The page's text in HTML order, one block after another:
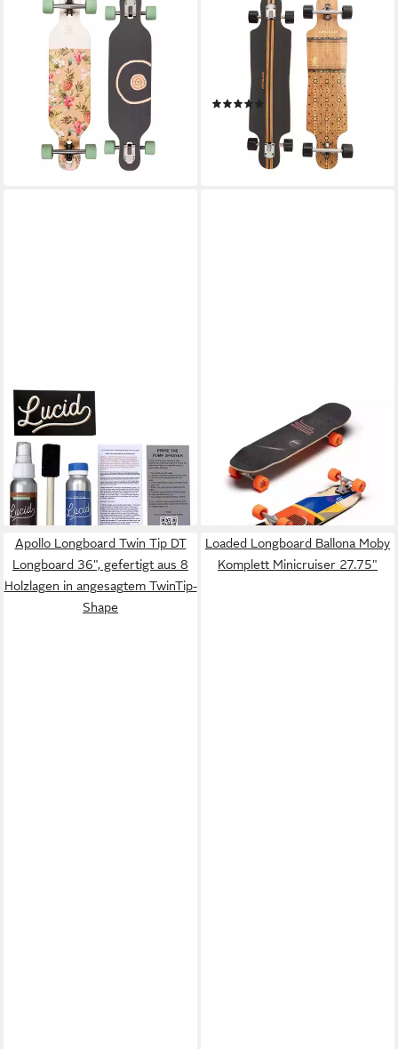
Longboard POLLY 3 - Drop
through Longboard (1-St)
166,99 €
15,25 €mtl. in 12 Raten
lieferbar in 2 Wochen
Longboard Twin Tip DT
Longboard 40", aus Holz
mehrlagig verleimt für Idealen
Flex & Stabilität
84,99 €
lieferbar - in 5-6 Werktagen bei dir
+3
LUCID GRIP
Longboard Clear Grip -
Medium, Nachhaltig & Barfuß-
freundlich (1-St)
31,99 €
lieferbar in 2 Wochen
Longboard "Hola Lou" Coyote
All-round 30.75" Complete
250,99 €
12,47 €mtl. in 24 Raten
lieferbar in 2 Wochen
Apollo Longboard Twin Tip DT
Longboard 36", gefertigt aus 8
Holzlagen in angesagtem TwinTip-
Shape
Loaded Longboard Ballona Moby
Komplett Minicruiser 27.75"